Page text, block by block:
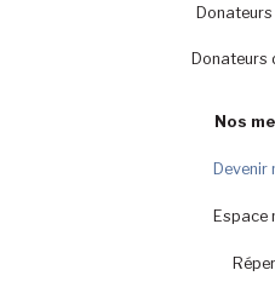
Donateurs
Nos
Devenir
Espace